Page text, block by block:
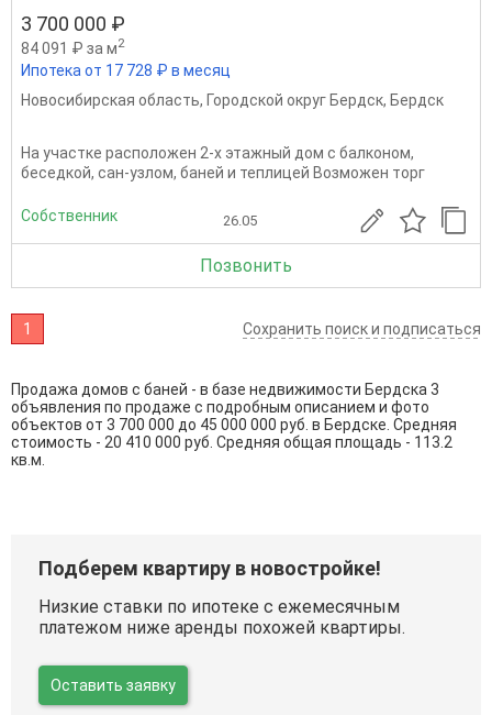
3 700 000 ₽
84 091 ₽ за м2
Ипотека от 17 728 ₽ в месяц
Новосибирская область, Городской округ Бердск, Бердск
На участке расположен 2-х этажный дом с балконом,
беседкой, сан-узлом, баней и теплицей Возможен торг
Собственник 26.05
Позвонить
1 Сохранить поиск и подписаться
Продажа домов с баней - в базе недвижимости Бердска 3
объявления по продаже с подробным описанием и фото
объектов от 3 700 000 до 45 000 000 руб. в Бердске. Средняя
стоимость - 20 410 000 руб. Средняя общая площадь - 113.2
кв.м.
Подберем квартиру в новостройке!
Низкие ставки по ипотеке с ежемесячным
платежом ниже аренды похожей квартиры.
Оставить заявку